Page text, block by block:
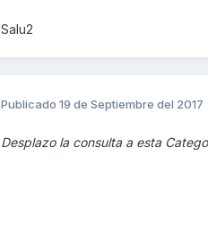
Salu2
Publicado 19 de Septiembre del 2017
Desplazo la consulta a esta